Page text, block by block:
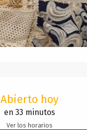
Abierto hoy
en 33 minutos
Ver los horarios